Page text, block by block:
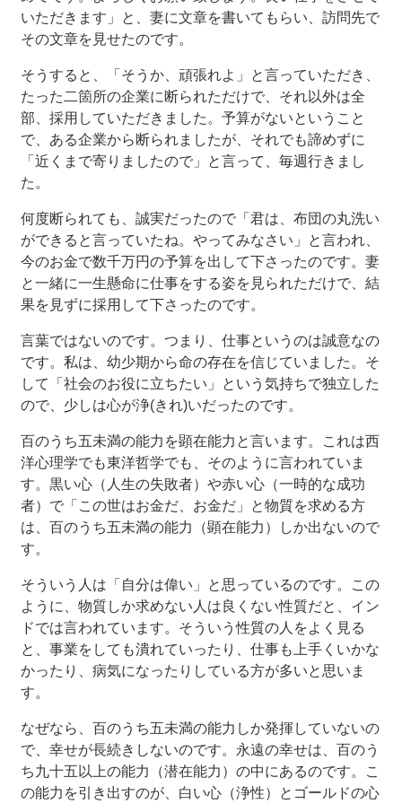
いただきます」と、妻に文章を書いてもらい、訪問先で
その文章を見せたのです。
そうすると、「そうか、頑張れよ」と言っていただき、
たった二箇所の企業に断られただけで、それ以外は全
部、採用していただきました。予算がないということ
で、ある企業から断られましたが、それでも諦めずに
「近くまで寄りましたので」と言って、毎週行きまし
た。
何度断られても、誠実だったので「君は、布団の丸洗い
ができると言っていたね。やってみなさい」と言われ、
今のお金で数千万円の予算を出して下さったのです。妻
と一緒に一生懸命に仕事をする姿を見られただけで、結
果を見ずに採用して下さったのです。
言葉ではないのです。つまり、仕事というのは誠意なの
です。私は、幼少期から命の存在を信じていました。そ
して「社会のお役に立ちたい」という気持ちで独立した
ので、少しは心が浄(きれ)いだったのです。
百のうち五未満の能力を顕在能力と言います。これは西
洋心理学でも東洋哲学でも、そのように言われていま
す。黒い心（人生の失敗者）や赤い心（一時的な成功
者）で「この世はお金だ、お金だ」と物質を求める方
は、百のうち五未満の能力（顕在能力）しか出ないので
す。
そういう人は「自分は偉い」と思っているのです。この
ように、物質しか求めない人は良くない性質だと、イン
ドでは言われています。そういう性質の人をよく見る
と、事業をしても潰れていったり、仕事も上手くいかな
かったり、病気になったりしている方が多いと思いま
す。
なぜなら、百のうち五未満の能力しか発揮していないの
で、幸せが長続きしないのです。永遠の幸せは、百のう
ち九十五以上の能力（潜在能力）の中にあるのです。こ
の能力を引き出すのが、白い心（浄性）とゴールドの心